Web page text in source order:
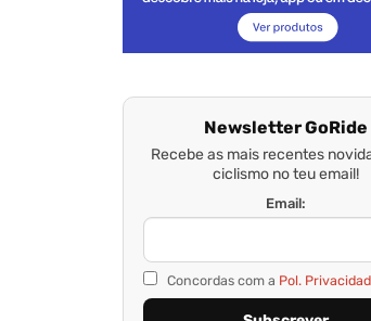
Newsletter GoRide
Recebe as mais recentes
ciclismo no teu email!
Email:
Concordas com a Pol.